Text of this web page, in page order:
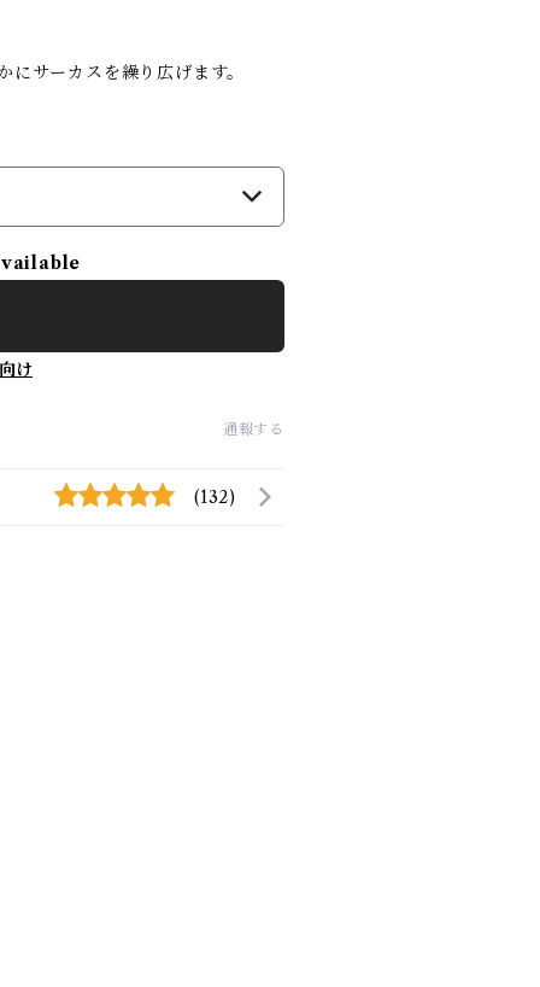
サーカスを繰り広げます。
け
通報する
(132)